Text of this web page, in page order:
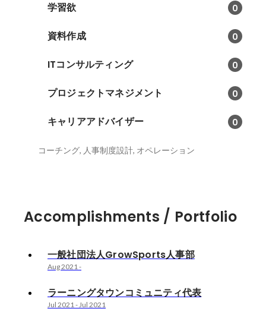
学習欲 0
資料作成 0
ITコンサルティング 0
プロジェクトマネジメント 0
キャリアアドバイザー 0
コーチング, 人事制度設計, オペレーション
Accomplishments / Portfolio
一般社団法人GrowSports人事部
Aug 2021-
ラーニングタウンコミュニティ代表
Jul 2021-Jul 2021